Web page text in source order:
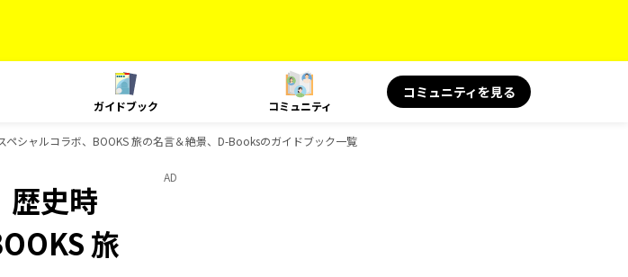
ガイドブック コミュニティ
コミュニティを見る
シャルコラボ、BOOKS 旅の名言＆絶景、D-Booksのガイドブック一覧
史時
旅
AD